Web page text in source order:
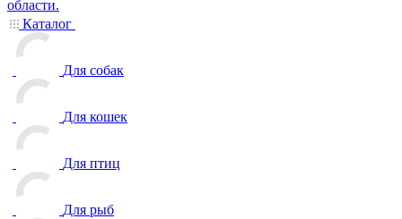
Каталог
Для собак
Для кошек
Для птиц
Для рыб